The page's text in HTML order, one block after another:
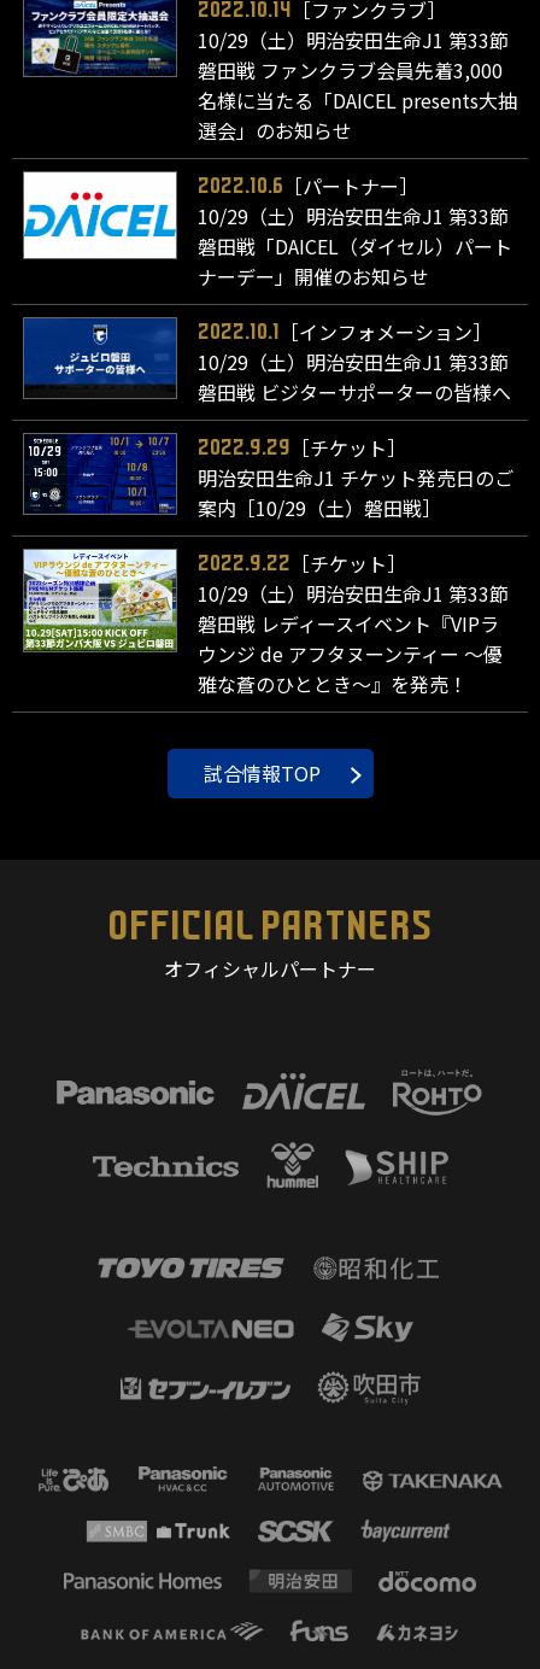
2022.10.14
［ファンクラブ］
10/29（土）明治安田生命J1 第33節
磐田戦 ファンクラブ会員先着3,000
名様に当たる「DAICEL presents大抽
選会」のお知らせ
2022.10.6
［パートナー］
10/29（土）明治安田生命J1 第33節
磐田戦「DAICEL（ダイセル）パート
ナーデー」開催のお知らせ
2022.10.1
［インフォメーション］
10/29（土）明治安田生命J1 第33節
磐田戦 ビジターサポーターの皆様へ
2022.9.29
［チケット］
明治安田生命J1 チケット発売日のご
案内［10/29（土）磐田戦］
2022.9.22
［チケット］
10/29（土）明治安田生命J1 第33節
磐田戦 レディースイベント『VIPラ
ウンジ de アフタヌーンティー ～優
雅な蒼のひととき～』を発売！
試合情報TOP
OFFICIAL PARTNERS
オフィシャルパートナー